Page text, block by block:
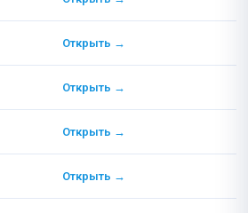
Открыть →
Открыть →
Открыть →
Открыть →